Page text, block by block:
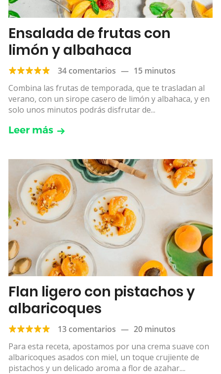
Ensalada de frutas con
limón y albahaca
34 comentarios — 15 minutos
Combina las frutas de temporada, que te trasladan al
verano, con un sirope casero de limón y albahaca, y en
solo unos minutos podrás disfrutar de...
Leer más
Flan ligero con pistachos y
albaricoques
13 comentarios — 20 minutos
Para esta receta, apostamos por una crema suave con
albaricoques asados con miel, un toque crujiente de
pistachos y un delicado aroma a flor de azahar....